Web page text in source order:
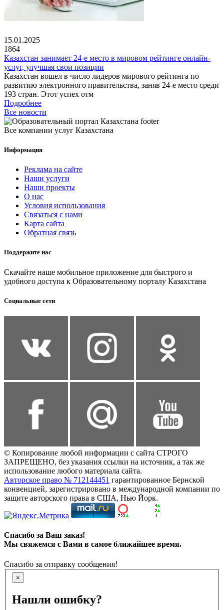
15.01.2025
1864
Казахстан занимает 24-е место в мировом рейтинге онлайн-
услуг, улучшая свои позиции
Казахстан вошел в число лидеров мирового рейтинга по
развитию электронного правительства, заняв 24-е место среди
193 стран. Этот успех отм
Подробнее
Все новости
Все компании услуг Казахстана
Информация
Реклама на сайте
Наши услуги
Наши проекты
О нас
Условия использования
Связаться с нами
Карта сайта
Обратная связь
Поддержите нас
Скачайте наше мобильное приложение для быстрого и
удобного доступа к Образовательному порталу Казахстана
Социальные сети
© Копирование любой информации с сайта СТРОГО
ЗАПРЕЩЕНО, без указания ссылки на источник, а так же
использование любого материала сайта.
Авторское право № 712144451 гарантированное Бернской
конвенцией, зарегистрировано в международной компании по
защите авторского права в США, Нью Йорк.
Спасибо за Ваш заказ!
Мы свяжемся с Вами в самое ближайшее время.
Спасибо за отправку сообщения!
×
Нашли ошибку?